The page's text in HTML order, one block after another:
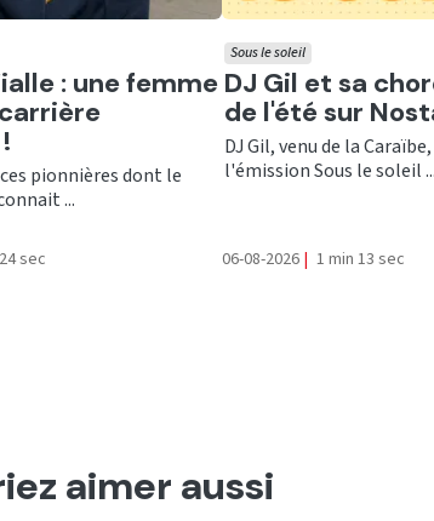
: une femme
pionnières dont le
...
sec
Ecouter
DJ Gil et sa
de l'été sur
Sous le soleil
DJ Gil, venu de la
l'émission Sous le soleil ...
06-08-2026 | 1 min 13 sec
aimer aussi